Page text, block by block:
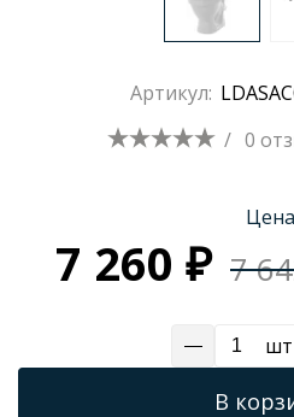
Душевые поддоны
Душевые уголки и
Артикул:
/ 0
Цена
7 260 ₽ 7
шт
В